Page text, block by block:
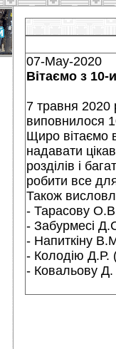
07-May-2020
Вітаємо з 10-
7 травня 2020
виповнилося
Щиро вітаємо
надавати
розділів і
робити все
Також
- Тарасову
- Забурмесі
- Напиткіну
- Колодію Д.Р.
- Ковальову